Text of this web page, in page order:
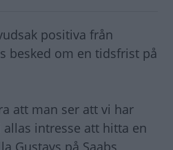
positiva från
besked om en tidsfrist på
att man ser att vi har
intresse att hitta en
Gustavs på Saabs